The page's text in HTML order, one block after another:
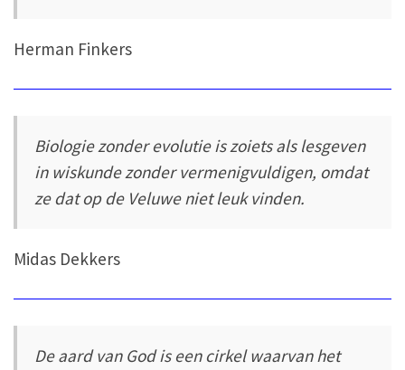
Herman Finkers
Biologie zonder evolutie is zoiets als lesgeven
in wiskunde zonder vermenigvuldigen, omdat
ze dat op de Veluwe niet leuk vinden.
Midas Dekkers
De aard van God is een cirkel waarvan het